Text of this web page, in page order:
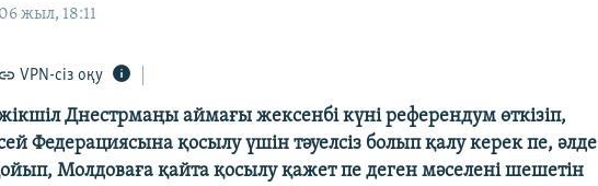
жыл, 18:11
VPN-сіз оқу
Днестрмаңы аймағы жексенбі күні референдум өткізіп,
Федерациясына қосылу үшін тәуелсіз болып қалу керек пе, әлде
қойып, Молдоваға қайта қосылу қажет пе деген мәселені шешетін